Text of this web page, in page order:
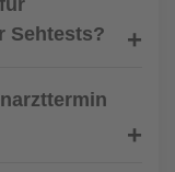
Sehtests?